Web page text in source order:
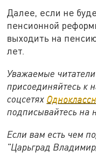
Далее, если не
пенсионной
выходить на
лет.
Уважаемые
присоединяйтесь к
соцсетях
подписывайтесь на
Если вам есть чем
"Царьград